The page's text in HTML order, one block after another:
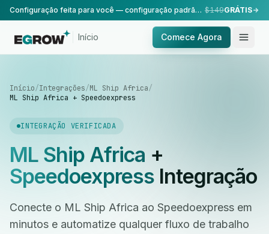
Configuração feita para você — configuração padrão, realizada pela nossa equipe. $149GRÁTIS
Início Comece Agora
Início/Integrações/ML Ship Africa/
ML Ship Africa + Speedoexpress
INTEGRAÇÃO VERIFICADA
ML Ship Africa +
SpeedoexpressIntegração
Conecte o ML Ship Africa ao Speedoexpress em
minutos e automatize qualquer fluxo de trabalho